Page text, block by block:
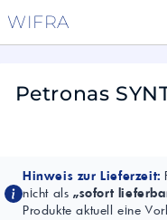
WIFRA
Petronas
Hinweis zur Lieferzeit:
nicht als „sofort
Produkte aktuell eine